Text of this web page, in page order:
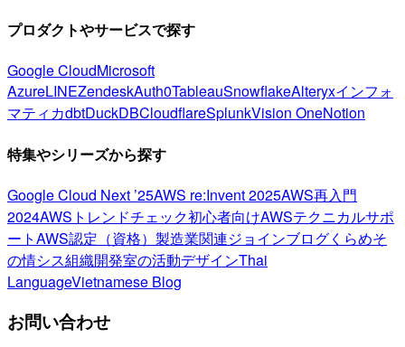
プロダクトやサービスで探す
Google CloudMicrosoft
AzureLINEZendeskAuth0TableauSnowflakeAlteryxインフォ
マティカdbtDuckDBCloudflareSplunkVision OneNotion
特集やシリーズから探す
Google Cloud Next ’25AWS re:Invent 2025AWS再入門
2024AWSトレンドチェック初心者向けAWSテクニカルサポ
ートAWS認定（資格） 製造業関連ジョインブログくらめそ
の情シス組織開発室の活動デザインThai
LanguageVietnamese Blog
お問い合わせ